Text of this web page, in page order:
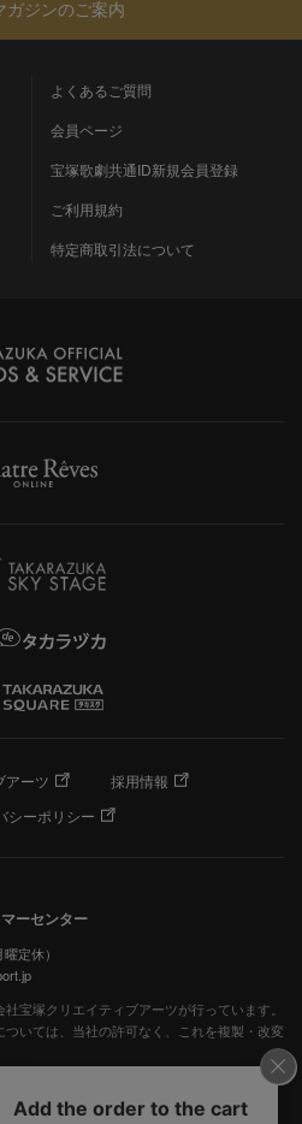
ガジンのご案内
よくあるご質問
会員ページ
宝塚歌劇共通ID新規会員登録
ご利用規約
特定商取引法について
アーツ
採用情報
シーポリシー
ーセンター
定休）
宝塚クリエイティブアーツが行っています。
いては、当社の許可なく、これを複製・改変
クリエイティブアーツの出版物ほか写真等著
ます。